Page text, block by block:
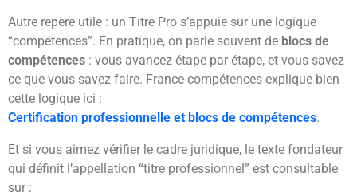
Autre repère utile : un Titre Pro s’appuie sur une logique
“compétences”. En pratique, on parle souvent de blocs de
compétences : vous avancez étape par étape, et vous savez
ce que vous savez faire. France compétences explique bien
cette logique ici :
Certification professionnelle et blocs de compétences.
Et si vous aimez vérifier le cadre juridique, le texte fondateur
qui définit l’appellation “titre professionnel” est consultable
sur :